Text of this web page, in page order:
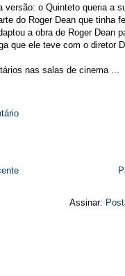
versão: o Quinteto queria a
do Roger Dean que tinha
a obra de Roger Dean
que ele teve com o diretor
nas salas de cinema ...
Assinar: